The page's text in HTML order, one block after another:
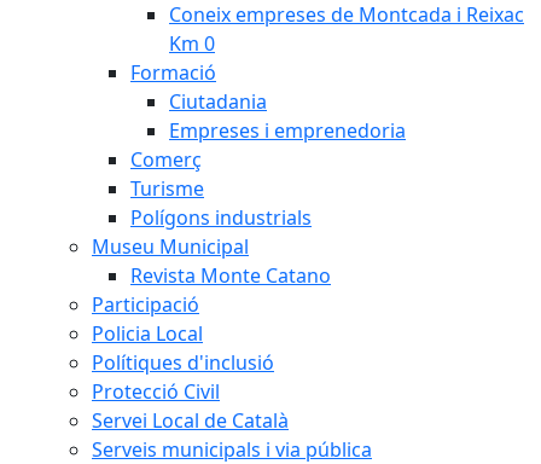
Coneix empreses de Montcada i Reixac
Km 0
Formació
Ciutadania
Empreses i emprenedoria
Comerç
Turisme
Polígons industrials
Museu Municipal
Revista Monte Catano
Participació
Policia Local
Polítiques d'inclusió
Protecció Civil
Servei Local de Català
Serveis municipals i via pública